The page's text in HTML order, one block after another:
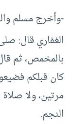
-وأخرج مسلم
الغفاري قال:
بالمخمص، ثم
كان قبلكم
مرتين، ولا
النجم.